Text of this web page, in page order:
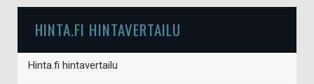
HINTA.FI HINTAVERTAILU
Hinta.fi hintavertailu